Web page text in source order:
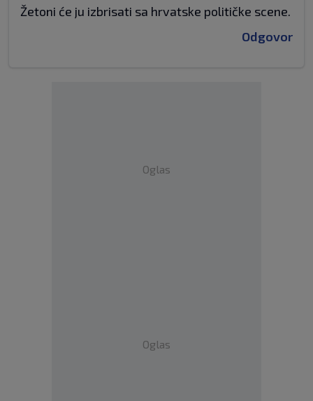
Žetoni će ju izbrisati sa hrvatske političke scene.
Odgovor
Oglas
Oglas